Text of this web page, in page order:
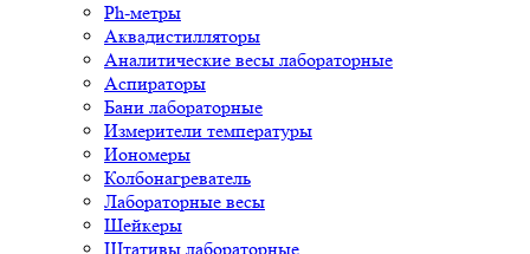
Ph-метры
Аквадистилляторы
Аналитические весы лабораторные
Аспираторы
Бани лабораторные
Измерители температуры
Иономеры
Колбонагреватель
Лабораторные весы
Шейкеры
Штативы лабораторные